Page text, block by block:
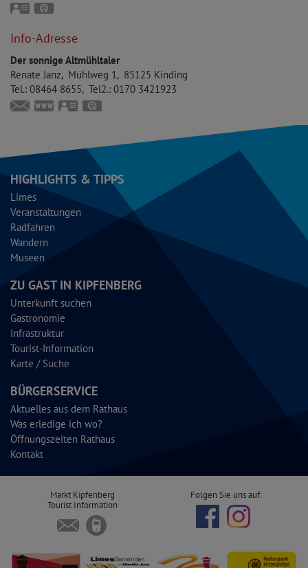
vCard
Info-Adresse
Der sonnige Altmühltaler
Renate Janz Mühlweg 1 85125 Kinding
Tel.: 08464 8655 Tel2.: 0170 3421923
info@der-sonnige-altmuehltaler.de
www.der-sonnige-altmuehltaler.de
vCard
HIGHLIGHTS & TIPPS
Limes
Veranstaltungen
Radfahren
Wandern
Museen
ZU GAST IN KIPFENBERG
Unterkunft suchen
Gastronomie
Infrastruktur
Tourist-Information
Karte / Suche
BÜRGERSERVICE
Aktuelles aus dem Rathaus
Was erledige ich wo?
Öffnungszeiten Rathaus
Kontakt
Markt Kipfenberg
Tourist Information
Folgen Sie uns auf: